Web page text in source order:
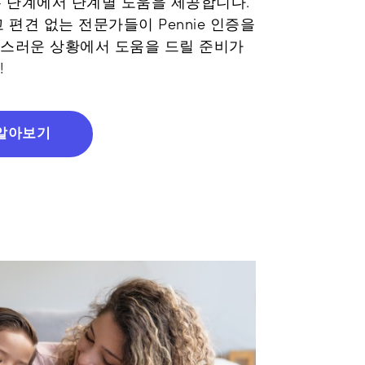
편견 없는 전문가들이 Pennie 인증을
러운 상황에서 도움을 드릴 준비가
아보기